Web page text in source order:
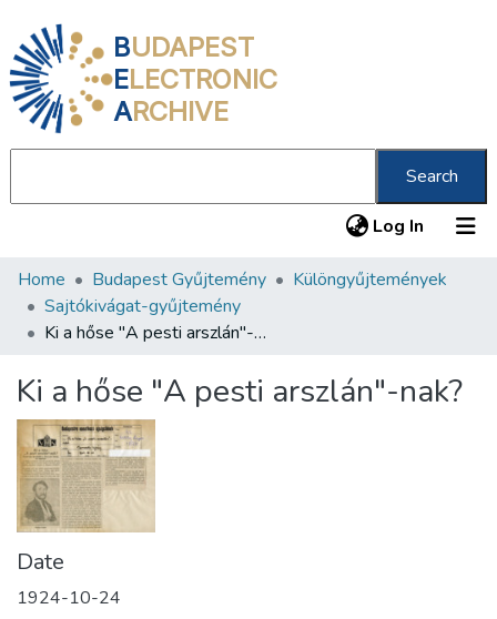
BUDAPEST
ELECTRONIC
ARCHIVE
Search
Log In (current)
Communities & Collections
All of DSpace
About us
Home Budapest Gyűjtemény
Különgyűjtemények
Sajtókivágat-gyűjtemény
Ki a hőse "A pesti arszlán"-nak?
Ki a hőse "A pesti arszlán"-nak?
Date
1924-10-24